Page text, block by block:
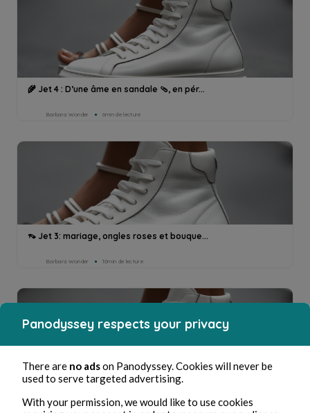
🌾 Jet 4 : D’une âme en sandale 🩴, en pér...
Barbara Wonder 6min de lecture
👡 Jet 3: mariage, ongles roses et bouque...
Barbara Wonder 10min de lecture
Jet 2: Ce que j’ai traversé… et tenu deb...
Barbara Wonder 5min de lecture
Panodyssey respects your privacy
There are no adson Panodyssey. Cookies will never be
used to serve targeted advertising.
With your permission, we would like to use cookies